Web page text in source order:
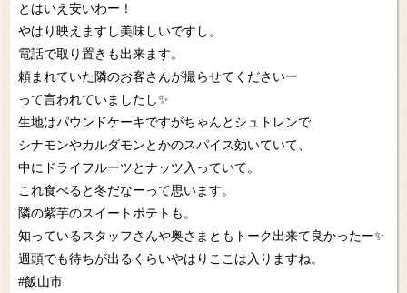
とはいえ安いわー！
やはり映えますし美味しいですし。
電話で取り置きも出来ます。
頼まれていた隣のお客さんが撮らせてくださいー
って言われていましたし✨
生地はパウンドケーキですがちゃんとシュトレンで
シナモンやカルダモンとかのスパイス効いていて、
中にドライフルーツとナッツ入っていて。
これ食べると冬だなーって思います。
隣の紫芋のスイートポテトも。
知っているスタッフさんや奥さまともトーク出来て良かったー✨
週頭でも待ちが出るくらいやはりここは入りますね。
#飯山市